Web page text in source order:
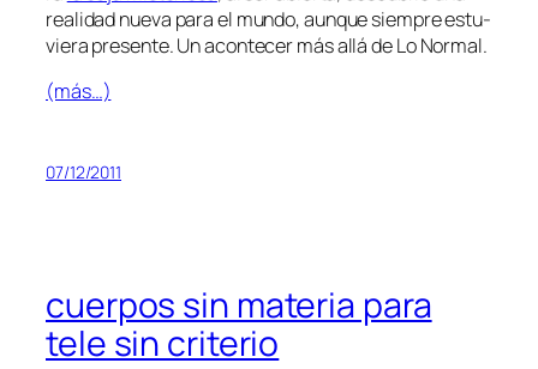
reali­dad nue­va pa­ra el mun­do, aun­que siem­pre es­tu­
vie­ra pre­sen­te. Un acon­te­cer más allá de Lo Normal.
(más…)
07/12/2011
cuerpos sin materia para
tele sin criterio